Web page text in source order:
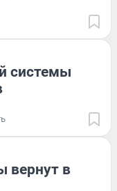
системы
вернут в